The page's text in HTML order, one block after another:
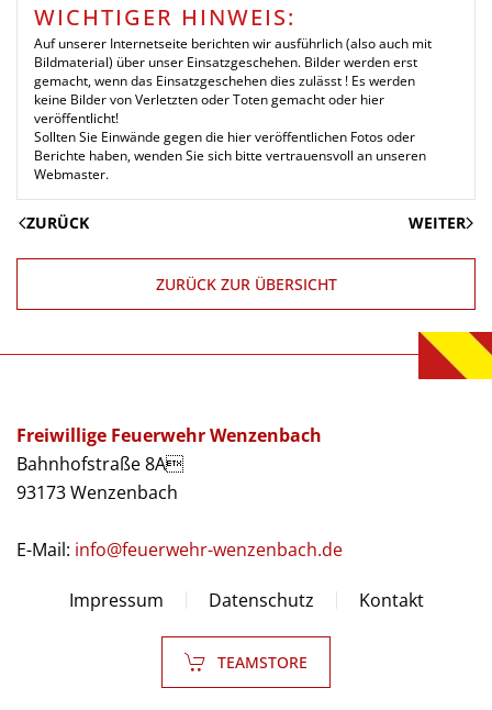
WICHTIGER HINWEIS:
Auf unserer Internetseite berichten wir ausführlich (also auch mit
Bildmaterial) über unser Einsatzgeschehen. Bilder werden erst
gemacht, wenn das Einsatzgeschehen dies zulässt ! Es werden
keine Bilder von Verletzten oder Toten gemacht oder hier
veröffentlicht!
Sollten Sie Einwände gegen die hier veröffentlichen Fotos oder
Berichte haben, wenden Sie sich bitte vertrauensvoll an unseren
Webmaster.
ZURÜCK WEITER
ZURÜCK ZUR ÜBERSICHT
Freiwillige Feuerwehr Wenzenbach
Bahnhofstraße 8A
93173 Wenzenbach
E-Mail: info@feuerwehr-wenzenbach.de
Impressum Datenschutz Kontakt
TEAMSTORE